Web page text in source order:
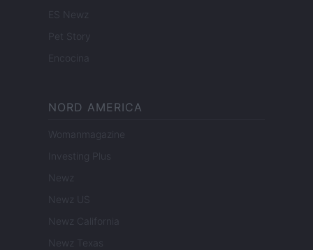
ES Newz
Pet Story
Encocina
NORD AMERICA
Womanmagazine
Investing Plus
Newz
Newz US
Newz California
Newz Texas